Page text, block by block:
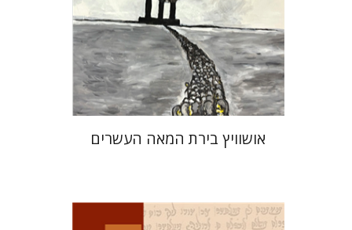
הנחת אתר ספר מודפס
$35
$32
אושוויץ בירת המאה העשרים